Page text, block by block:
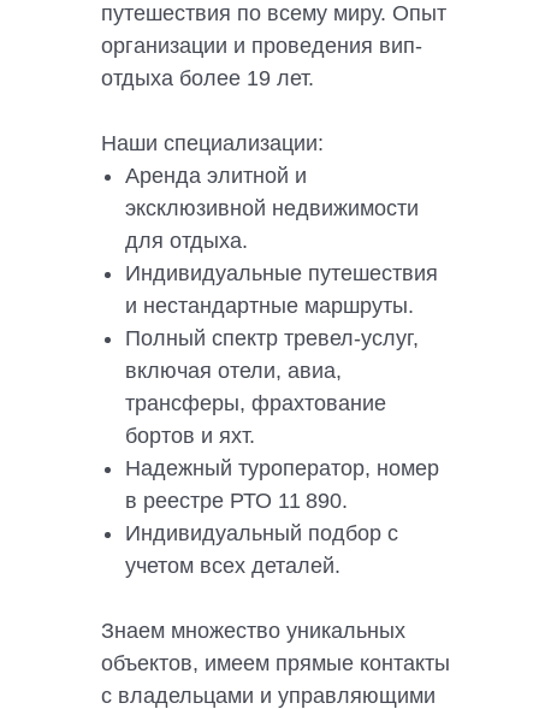
путешествия по всему миру. Опыт
организации и проведения вип-
отдыха более 19 лет.
Наши специализации:
Аренда элитной и
эксклюзивной недвижимости
для отдыха.
Индивидуальные путешествия
и нестандартные маршруты.
Полный спектр тревел-услуг,
включая отели, авиа,
трансферы, фрахтование
бортов и яхт.
Надежный туроператор, номер
в реестре РТО 11 890.
Индивидуальный подбор с
учетом всех деталей.
Знаем множество уникальных
объектов, имеем прямые контакты
с владельцами и управляющими